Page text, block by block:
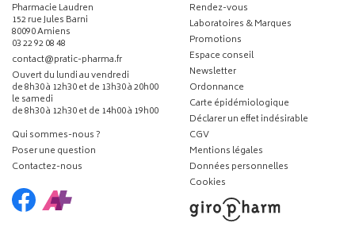
Pharmacie Laudren
152 rue Jules Barni
80090 Amiens
03 22 92 08 48
contact-
@-
pratic-pharma.fr
Ouvert du lundi au vendredi
de 8h30 à 12h30 et de 13h30 à 20h00
le samedi
de 8h30 à 12h30 et de 14h00 à 19h00
Qui sommes-nous ?
Poser une question
Contactez-nous
Rendez-vous
Laboratoires & Marques
Promotions
Espace conseil
Newsletter
Ordonnance
Carte épidémiologique
Déclarer un effet indésirable
CGV
Mentions légales
Données personnelles
Cookies